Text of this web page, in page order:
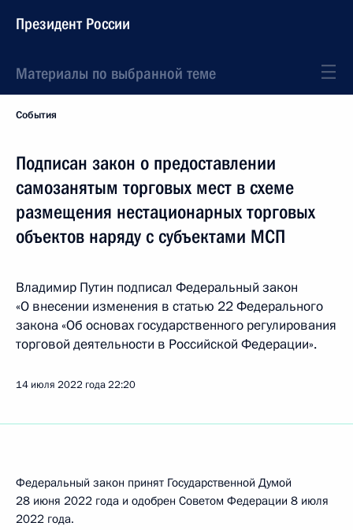
Президент России
Материалы по выбранной теме
События
Подписан закон о предоставлении
самозанятым торговых мест в схеме
размещения нестационарных торговых
объектов наряду с субъектами МСП
Владимир Путин подписал Федеральный закон
«О внесении изменения в статью 22 Федерального
закона «Об основах государственного регулирования
торговой деятельности в Российской Федерации».
14 июля 2022 года22:20
Федеральный закон принят Государственной Думой
28 июня 2022 года и одобрен Советом Федерации 8 июля
2022 года.